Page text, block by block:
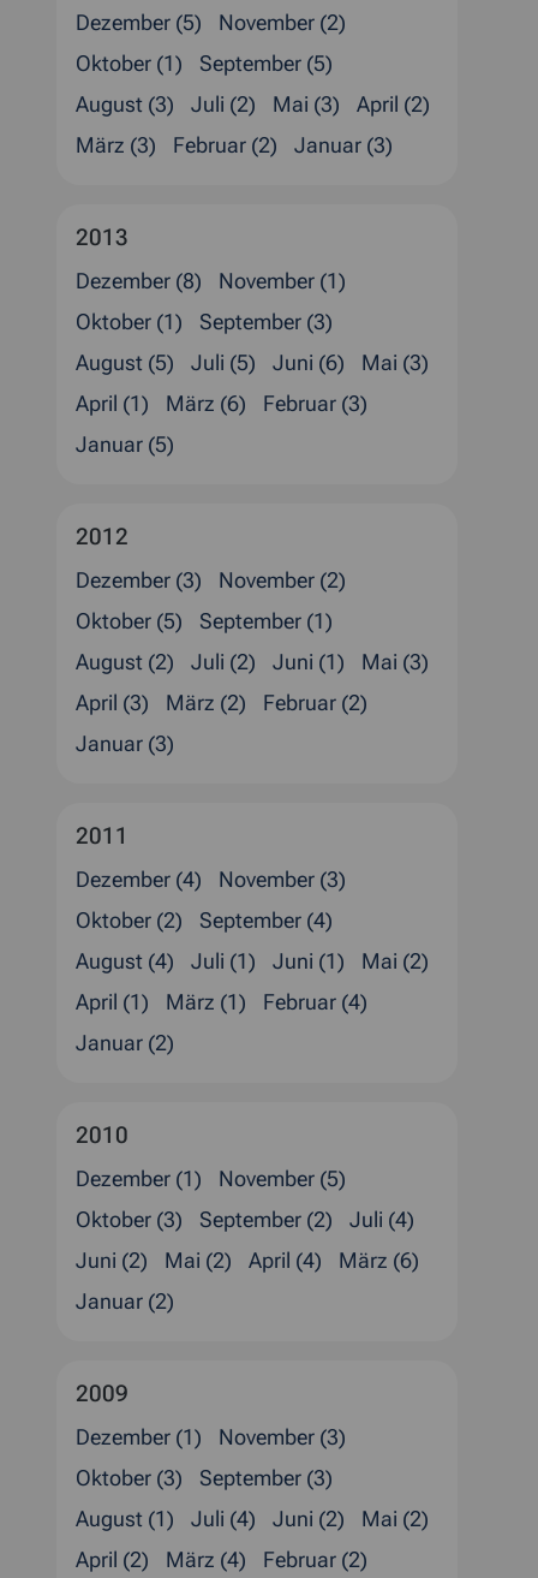
Dezember (5)
November (2)
Oktober (1)
September (5)
August (3)
Juli (2) Mai (3)
April (2)
März (3)
Februar (2) Januar (3)
2013
Dezember (8)
November (1)
Oktober (1)
September (3)
August (5)
Juli (5) Juni (6)
Mai (3)
April (1)
März (6)
Februar (3)
Januar (5)
2012
Dezember (3)
November (2)
Oktober (5)
September (1)
August (2)
Juli (2) Juni (1)
Mai (3)
April (3)
März (2)
Februar (2)
Januar (3)
2011
Dezember (4)
November (3)
Oktober (2)
September (4)
August (4)
Juli (1) Juni (1)
Mai (2)
April (1)
März (1)
Februar (4)
Januar (2)
2010
Dezember (1)
November (5)
Oktober (3)
September (2)
Juli (4)
Juni (2)
Mai (2) April (4)
März (6)
Januar (2)
2009
Dezember (1)
November (3)
Oktober (3)
September (3)
August (1)
Juli (4) Juni (2)
Mai (2)
April (2)
März (4)
Februar (2)